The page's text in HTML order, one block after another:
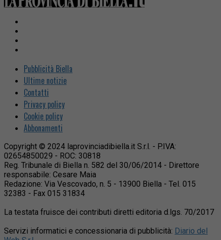
Pubblicità Biella
Ultime notizie
Contatti
Privacy policy
Cookie policy
Abbonamenti
Copyright © 2024 laprovinciadibiella.it S.r.l. - P.IVA:
02654850029 - ROC: 30818
Reg. Tribunale di Biella n. 582 del 30/06/2014 - Direttore
responsabile: Cesare Maia
Redazione: Via Vescovado, n. 5 - 13900 Biella - Tel. 015
32383 - Fax 015 31834
La testata fruisce dei contributi diretti editoria d.lgs. 70/2017
Servizi informatici e concessionaria di pubblicità: Diario del